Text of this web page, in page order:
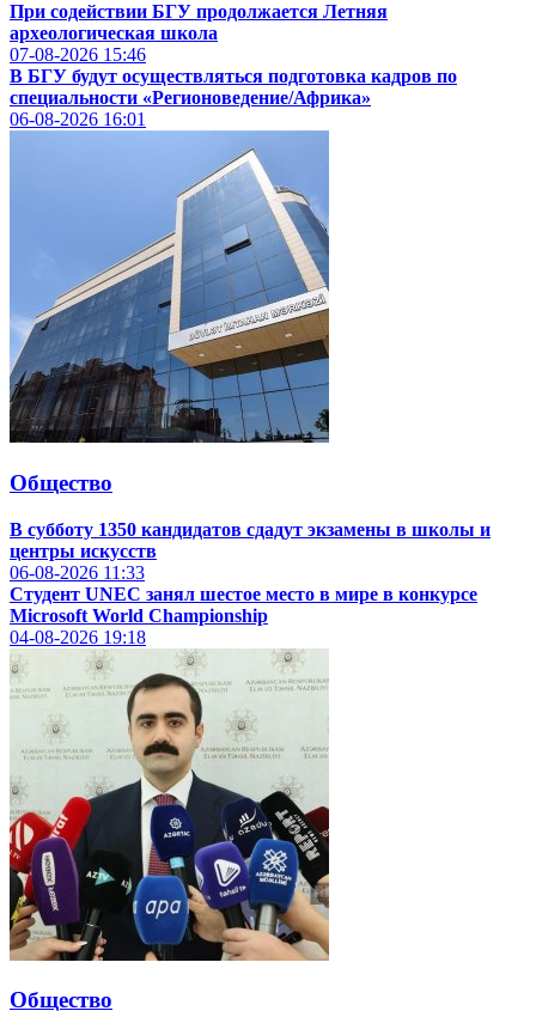
При содействии БГУ продолжается Летняя
археологическая школа
07-08-2026 15:46
В БГУ будут осуществляться подготовка кадров по
специальности «Регионоведение/Африка»
06-08-2026 16:01
Общество
В субботу 1350 кандидатов сдадут экзамены в школы и
центры искусств
06-08-2026 11:33
Студент UNEC занял шестое место в мире в конкурсе
Microsoft World Championship
04-08-2026 19:18
Общество